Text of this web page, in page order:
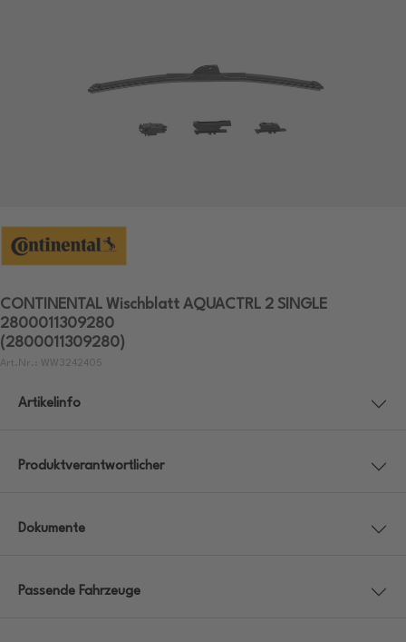
CONTINENTAL Wischblatt AQUACTRL 2 SINGLE
2800011309280
(2800011309280)
Art.Nr.: WW3242405
Artikelinfo
Produktverantwortlicher
Dokumente
Passende Fahrzeuge